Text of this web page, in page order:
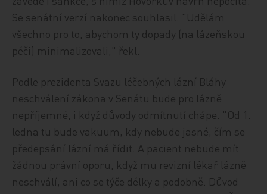
Se senátní verzí nakonec souhlasil. "Udělám
všechno pro to, abychom ty dopady (na lázeňskou
péči) minimalizovali," řekl.
Podle prezidenta Svazu léčebných lázní Bláhy
neschválení zákona v Senátu bude pro lázně
nepříjemné, i když důvody odmítnutí chápe. "Od 1.
ledna tu bude vakuum, kdy nebude jasné, čím se
předepsání lázní má řídit. A pacient nebude mít
žádnou právní oporu, když mu revizní lékař lázně
neschválí, ani co se týče délky a podobně. Důvod